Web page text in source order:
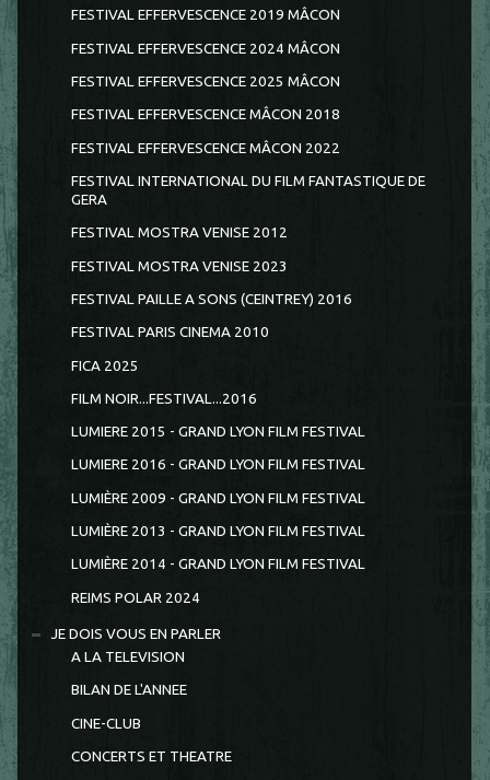
FESTIVAL EFFERVESCENCE 2019 MÂCON
FESTIVAL EFFERVESCENCE 2024 MÂCON
FESTIVAL EFFERVESCENCE 2025 MÂCON
FESTIVAL EFFERVESCENCE MÂCON 2018
FESTIVAL EFFERVESCENCE MÂCON 2022
FESTIVAL INTERNATIONAL DU FILM FANTASTIQUE DE
GERA
FESTIVAL MOSTRA VENISE 2012
FESTIVAL MOSTRA VENISE 2023
FESTIVAL PAILLE A SONS (CEINTREY) 2016
FESTIVAL PARIS CINEMA 2010
FICA 2025
FILM NOIR...FESTIVAL...2016
LUMIERE 2015 - GRAND LYON FILM FESTIVAL
LUMIERE 2016 - GRAND LYON FILM FESTIVAL
LUMIÈRE 2009 - GRAND LYON FILM FESTIVAL
LUMIÈRE 2013 - GRAND LYON FILM FESTIVAL
LUMIÈRE 2014 - GRAND LYON FILM FESTIVAL
REIMS POLAR 2024
JE DOIS VOUS EN PARLER
A LA TELEVISION
BILAN DE L'ANNEE
CINE-CLUB
CONCERTS ET THEATRE